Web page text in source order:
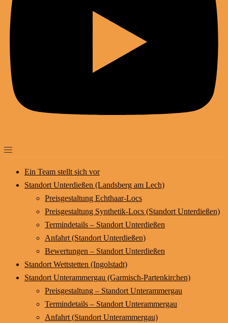
Ein Team stellt sich vor
Standort Unterdießen (Landsberg am Lech)
Preisgestaltung Echthaar-Locs
Preisgestaltung Synthetik-Locs (Standort Unterdießen)
Termindetails – Standort Unterdießen
Anfahrt (Standort Unterdießen)
Bewertungen – Standort Unterdießen
Standort Wettstetten (Ingolstadt)
Standort Unterammergau (Garmisch-Partenkirchen)
Preisgestaltung – Standort Unterammergau
Termindetails – Standort Unterammergau
Anfahrt (Standort Unterammergau)